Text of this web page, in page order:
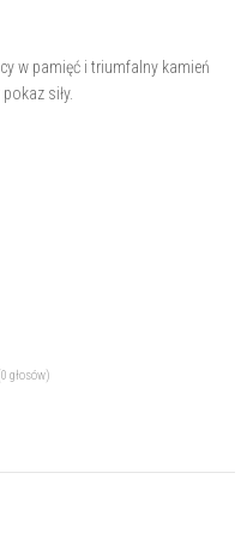
w pamięć i triumfalny kamień
siły.
głosów)